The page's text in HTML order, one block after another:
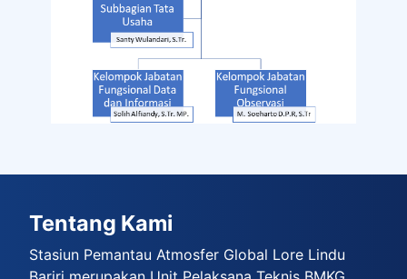
Tentang Kami
Stasiun Pemantau Atmosfer Global Lore Lindu